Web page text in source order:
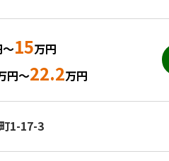
15万円
円～22.2万円
1-17-3